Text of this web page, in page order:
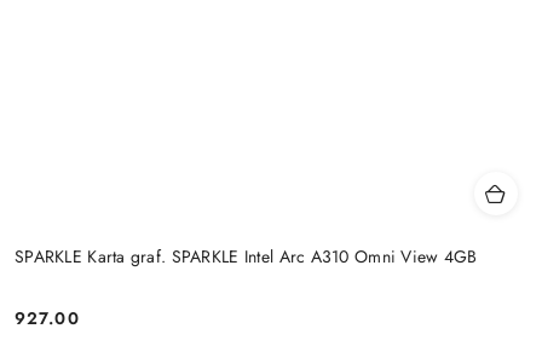
SPARKLE Karta graf. SPARKLE Intel Arc A310 Omni View 4GB
Cena:
927.00